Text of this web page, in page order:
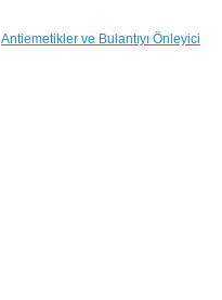
Antiemetikler ve Bulantıyı Önleyici